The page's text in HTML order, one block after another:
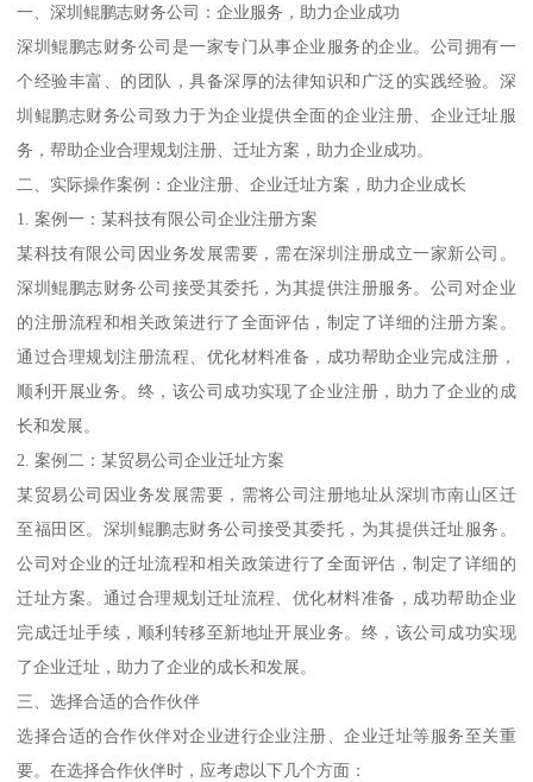
一、深圳鲲鹏志财务公司：企业服务，助力企业成功
深圳鲲鹏志财务公司是一家专门从事企业服务的企业。公司拥有一
个经验丰富、的团队，具备深厚的法律知识和广泛的实践经验。深
圳鲲鹏志财务公司致力于为企业提供全面的企业注册、企业迁址服
务，帮助企业合理规划注册、迁址方案，助力企业成功。
二、实际操作案例：企业注册、企业迁址方案，助力企业成长
1. 案例一：某科技有限公司企业注册方案
某科技有限公司因业务发展需要，需在深圳注册成立一家新公司。
深圳鲲鹏志财务公司接受其委托，为其提供注册服务。公司对企业
的注册流程和相关政策进行了全面评估，制定了详细的注册方案。
通过合理规划注册流程、优化材料准备，成功帮助企业完成注册，
顺利开展业务。终，该公司成功实现了企业注册，助力了企业的成
长和发展。
2. 案例二：某贸易公司企业迁址方案
某贸易公司因业务发展需要，需将公司注册地址从深圳市南山区迁
至福田区。深圳鲲鹏志财务公司接受其委托，为其提供迁址服务。
公司对企业的迁址流程和相关政策进行了全面评估，制定了详细的
迁址方案。通过合理规划迁址流程、优化材料准备，成功帮助企业
完成迁址手续，顺利转移至新地址开展业务。终，该公司成功实现
了企业迁址，助力了企业的成长和发展。
三、选择合适的合作伙伴
选择合适的合作伙伴对企业进行企业注册、企业迁址等服务至关重
要。在选择合作伙伴时，应考虑以下几个方面：